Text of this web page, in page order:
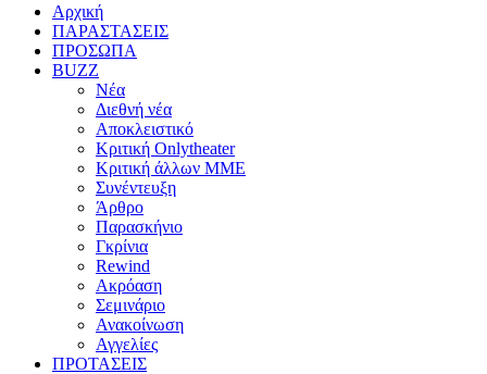
Αρχική
ΠΑΡΑΣΤΑΣΕΙΣ
ΠΡΟΣΩΠΑ
BUZZ
Νέα
Διεθνή νέα
Αποκλειστικό
Κριτική Onlytheater
Κριτική άλλων ΜΜΕ
Συνέντευξη
Άρθρο
Παρασκήνιο
Γκρίνια
Rewind
Ακρόαση
Σεμινάριο
Ανακοίνωση
Αγγελίες
ΠΡΟΤΑΣΕΙΣ